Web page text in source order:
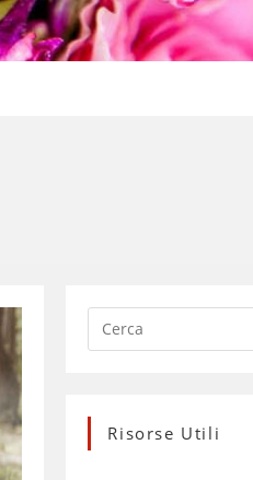
Risorse Utili